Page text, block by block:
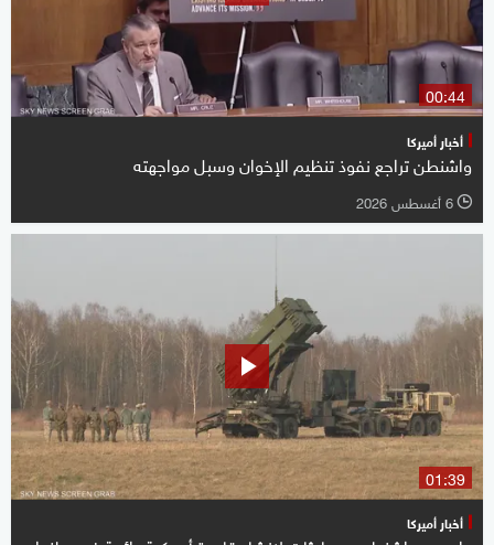
00:44
أخبار أميركا
واشنطن تراجع نفوذ تنظيم الإخوان وسبل مواجهته
l 6 أغسطس 2026
01:39
أخبار أميركا